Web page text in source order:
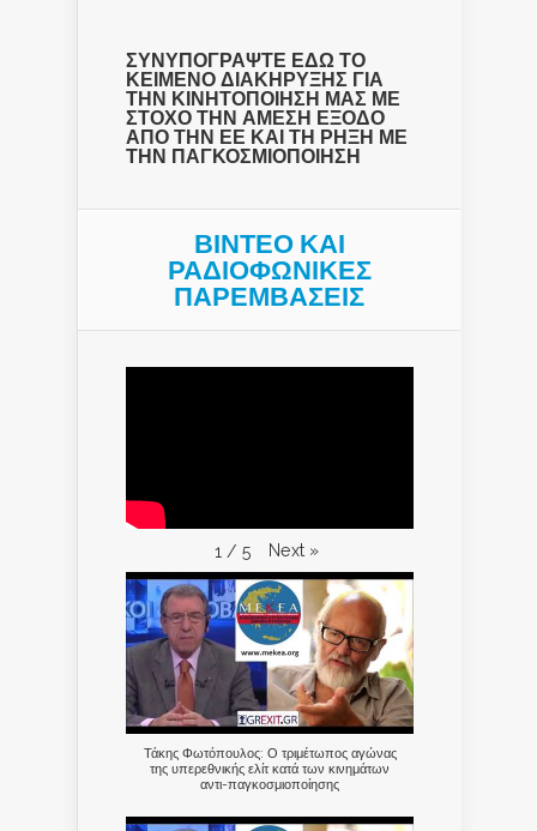
ΣΥΝΥΠΟΓΡΑΨΤΕ ΕΔΩ ΤΟ
ΚΕΙΜΕΝΟ ΔΙΑΚΗΡΥΞΗΣ ΓΙΑ
ΤΗΝ ΚΙΝΗΤΟΠΟΙΗΣΗ ΜΑΣ ΜΕ
ΣΤΟΧΟ ΤΗΝ ΑΜΕΣΗ ΕΞΟΔΟ
ΑΠΟ ΤΗΝ ΕΕ ΚΑΙ ΤΗ ΡΗΞΗ ΜΕ
ΤΗΝ ΠΑΓΚΟΣΜΙΟΠΟΙΗΣΗ
ΒΙΝΤΕΟ ΚΑΙ
ΡΑΔΙΟΦΩΝΙΚΕΣ
ΠΑΡΕΜΒΑΣΕΙΣ
1 / 5 Next »
Τάκης Φωτόπουλος: Ο τριμέτωπος αγώνας
της υπερεθνικής ελίτ κατά των κινημάτων
αντι-παγκοσμιοποίησης